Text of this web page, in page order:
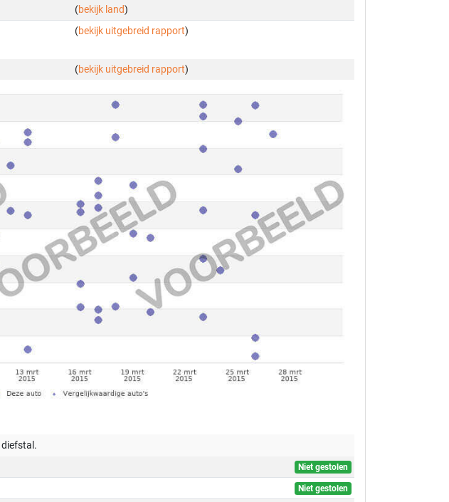
(bekijk land)
(bekijk uitgebreid rapport)
(bekijk uitgebreid rapport)
diefstal.
Niet gestolen
Niet gestolen